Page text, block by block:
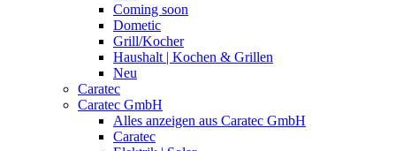
Coming soon
Dometic
Grill/Kocher
Haushalt | Kochen & Grillen
Neu
Caratec
Caratec GmbH
Alles anzeigen aus Caratec GmbH
Caratec